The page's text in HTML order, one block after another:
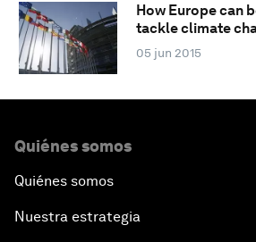
How Europe can
tackle climate
05 jun 2015
Quiénes somos
Quiénes somos
Nuestra estrategia